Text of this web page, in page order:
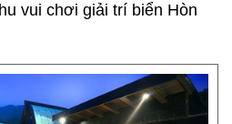
vui chơi giải trí biển Hòn